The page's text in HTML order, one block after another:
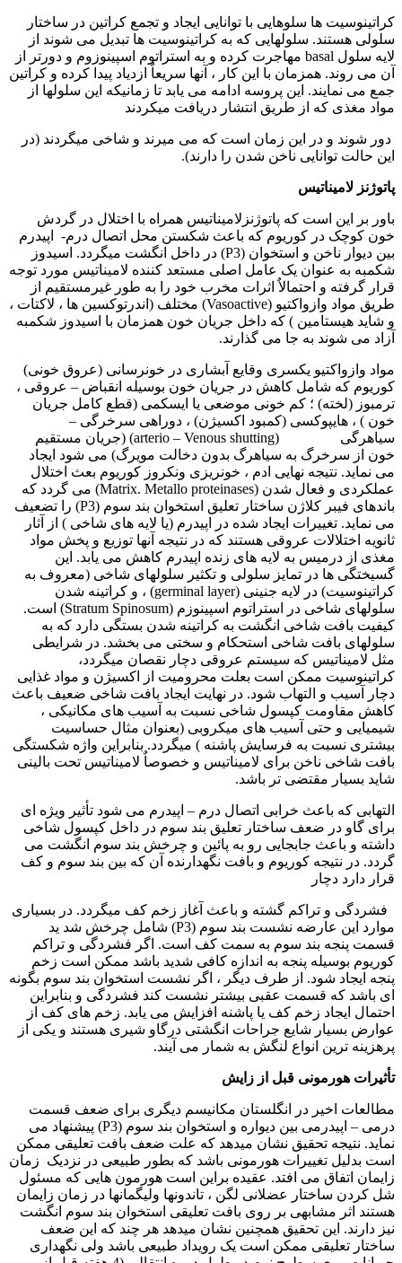
کراتینوسیت ها سلوهایی با توانایی ایجاد و تجمع کراتین در ساختار
سلولی هستند. سلولهایی که به کراتینوسیت ها تبدیل می شوند از
لایه سلول basal مهاجرت کرده و به استراتوم اسپینوزوم و دورتر از
آن می روند. همزمان با این کار ، آنها سریعاٌ ازدیاد پیدا کرده و کراتین
جمع می نمایند. این پروسه ادامه می یابد تا زمانیکه این سلولها از
مواد مغذی که از طریق انتشار دریافت میکردند
دور شوند و در این زمان است که می میرند و شاخی میگردند (در
این حالت توانایی ناخن شدن را دارند).
پاتوژنز لامیناتیس
باور بر این است که پاتوژنزلامیناتیس همراه با اختلال در گردش
خون کوچک در کوریوم که باعث شکستن محل اتصال درم- اپیدرم
بین دیوار ناخن و استخوان (P3) در داخل انگشت میگردد. اسیدوز
شکمبه به عنوان یک عامل اصلی مستعد کننده لامیناتیس مورد توجه
قرار گرفته و احتمالاٌ اثرات مخرب خود را به طور غیرمستقیم از
طریق مواد وازواکتیو (Vasoactive) مختلف (اندرتوکسین ها ، لاکتات ،
و شاید هیستامین ) که داخل جریان خون همزمان با اسیدوز شکمبه
آزاد می شوند به جا می گذارند.
مواد وازواکتیو یکسری وقایع آبشاری در خونرسانی (عروق خونی)
کوریوم که شامل کاهش در جریان خون بوسیله انقباض – عروقی ،
ترمبوز (لخته) ؛ کم خونی موضعی یا ایسکمی (قطع کامل جریان
خون ) ، هایپوکسی (کمبود اکسیژن) ، دوراهی سرخرگی –
سیاهرگی (arterio – Venous shutting) (جریان مستقیم
خون از سرخرگ به سیاهرگ بدون دخالت مویرگ) می شود ایجاد
می نماید. نتیجه نهایی ادم ، خونریزی ونکروز کوریوم بعث اختلال
عملکردی و فعال شدن (Matrix. Metallo proteinases) می گردد که
باندهای فیبر کلاژن ساختار تعلیق استخوان بند سوم (P3) را تضعیف
می نماید. تغییرات ایجاد شده در اپیدرم (یا لایه های شاخی ) از آثار
ثانویه اختلالات عروقی هستند که در نتیجه آنها توزیع و پخش مواد
مغذی از درمیس به لایه های زنده اپیدرم کاهش می یابد. این
گسیختگی ها در تمایز سلولی و تکثیر سلولهای شاخی (معروف به
کراتینوسیت) در لایه جنینی (germinal layer) ، و کراتینه شدن
سلولهای شاخی در استراتوم اسپینوزم (Stratum Spinosum) است.
کیفیت بافت شاخی انگشت به کراتینه شدن بستگی دارد که به
سلولهای بافت شاخی استحکام و سختی می بخشد. در شرایطی
مثل لامیناتیس که سیستم عروقی دچار نقصان میگردد،
کراتینوسیت ممکن است بعلت محرومیت از اکسیژن و مواد غذایی
دچار آسیب و التهاب شود. در نهایت ایجاد بافت شاخی ضعیف باعث
کاهش مقاومت کپسول شاخی نسبت به آسیب های مکانیکی ،
شیمیایی و حتی آسیب های میکروبی (بعنوان مثال حساسیت
بیشتری نسبت به فرسایش پاشنه ) میگردد. بنابراین واژه شکستگی
بافت شاخی ناخن برای لامیناتیس و خصوصاٌ لامیناتیس تحت بالینی
شاید بسیار مقتضی تر باشد.
التهابی که باعث خرابی اتصال درم – اپیدرم می شود تأثیر ویژه ای
برای گاو در ضعف ساختار تعلیق بند سوم در داخل کپسول شاخی
داشته و باعث جابجایی رو به پائین و چرخش بند سوم انگشت می
گردد. در نتیجه کوریوم و بافت نگهدارنده آن که بین بند سوم و کف
قرار دارد دچار
فشردگی و تراکم گشته و باعث آغاز زخم کف میگردد. در بسیاری
موارد این عارضه نشست بند سوم (P3) شامل چرخش شد ید
قسمت پنجه بند سوم به سمت کف است. اگر فشردگی و تراکم
کوریوم بوسیله پنجه به اندازه کافی شدید باشد ممکن است زخم
پنجه ایجاد شود. از طرف دیگر ، اگر نشست استخوان بند سوم بگونه
ای باشد که قسمت عقبی بیشتر نشست کند فشردگی و بنابراین
احتمال ایجاد زخم کف یا پاشنه افزایش می یابد. زخم های کف از
عوارض بسیار شایع جراحات انگشتی درگاو شیری هستند و یکی از
پرهزینه ترین انواع لنگش به شمار می آیند.
تأثیرات هورمونی قبل از زایش
مطالعات اخیر در انگلستان مکانیسم دیگری برای ضعف قسمت
درمی – اپیدرمی بین دیواره و استخوان بند سوم (P3) پیشنهاد می
نماید. نتیجه تحقیق نشان میدهد که علت ضعف بافت تعلیقی ممکن
است بدلیل تغییرات هورمونی باشد که بطور طبیعی در نزدیک زمان
زایمان اتفاق می افتد. عقیده براین است هورمون هایی که مسئول
شل کردن ساختار عضلانی لگن ، تاندونها ولیگمانها در زمان زایمان
هستند اثر مشابهی بر روی بافت تعلیقی استخوان بند سوم انگشت
نیز دارند. این تحقیق همچنین نشان میدهد هر چند که این ضعف
ساختار تعلیقی ممکن است یک رویداد طبیعی باشد ولی نگهداری